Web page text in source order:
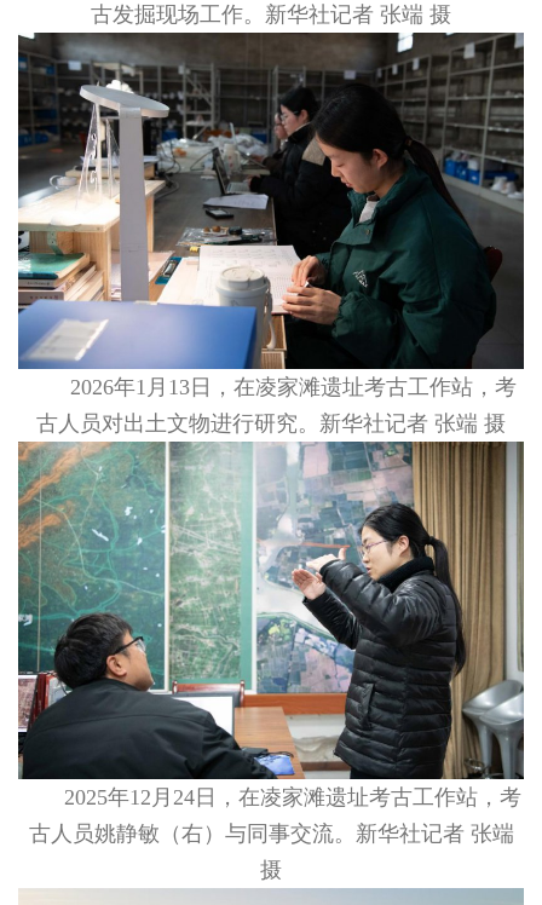
古发掘现场工作。新华社记者 张端 摄
2026年1月13日，在凌家滩遗址考古工作站，考
古人员对出土文物进行研究。新华社记者 张端 摄
2025年12月24日，在凌家滩遗址考古工作站，考
古人员姚静敏（右）与同事交流。新华社记者 张端
摄